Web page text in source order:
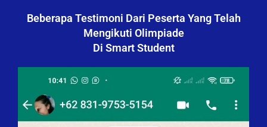
Beberapa Testimoni Dari Peserta Yang Telah
Mengikuti Olimpiade
Di Smart Student